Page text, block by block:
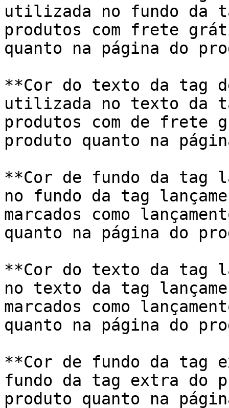
utilizada no fundo da
produtos com frete
quanto na página do
**Cor do texto da tag
utilizada no texto da
produtos com de frete
produto quanto na
**Cor de fundo da tag
no fundo da tag
marcados como
quanto na página do
**Cor do texto da tag
no texto da tag
marcados como
quanto na página do
**Cor de fundo da
fundo da tag extra do
produto quanto na